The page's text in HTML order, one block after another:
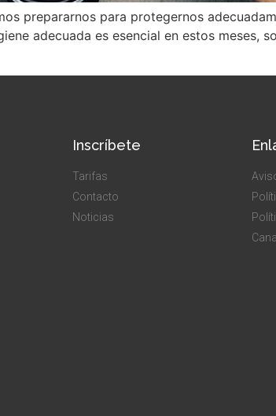
prepararnos para protegernos
adecuada es esencial en estos meses,
Inscríbete
Tarifas
Contacto
Noticias